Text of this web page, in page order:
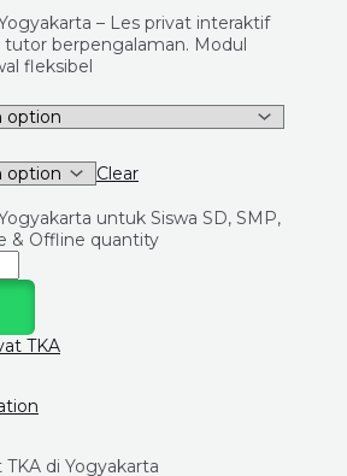
– Les privat interaktif
berpengalaman. Modul
fleksibel
Clear
untuk Siswa SD, SMP,
& Offline quantity
TKA